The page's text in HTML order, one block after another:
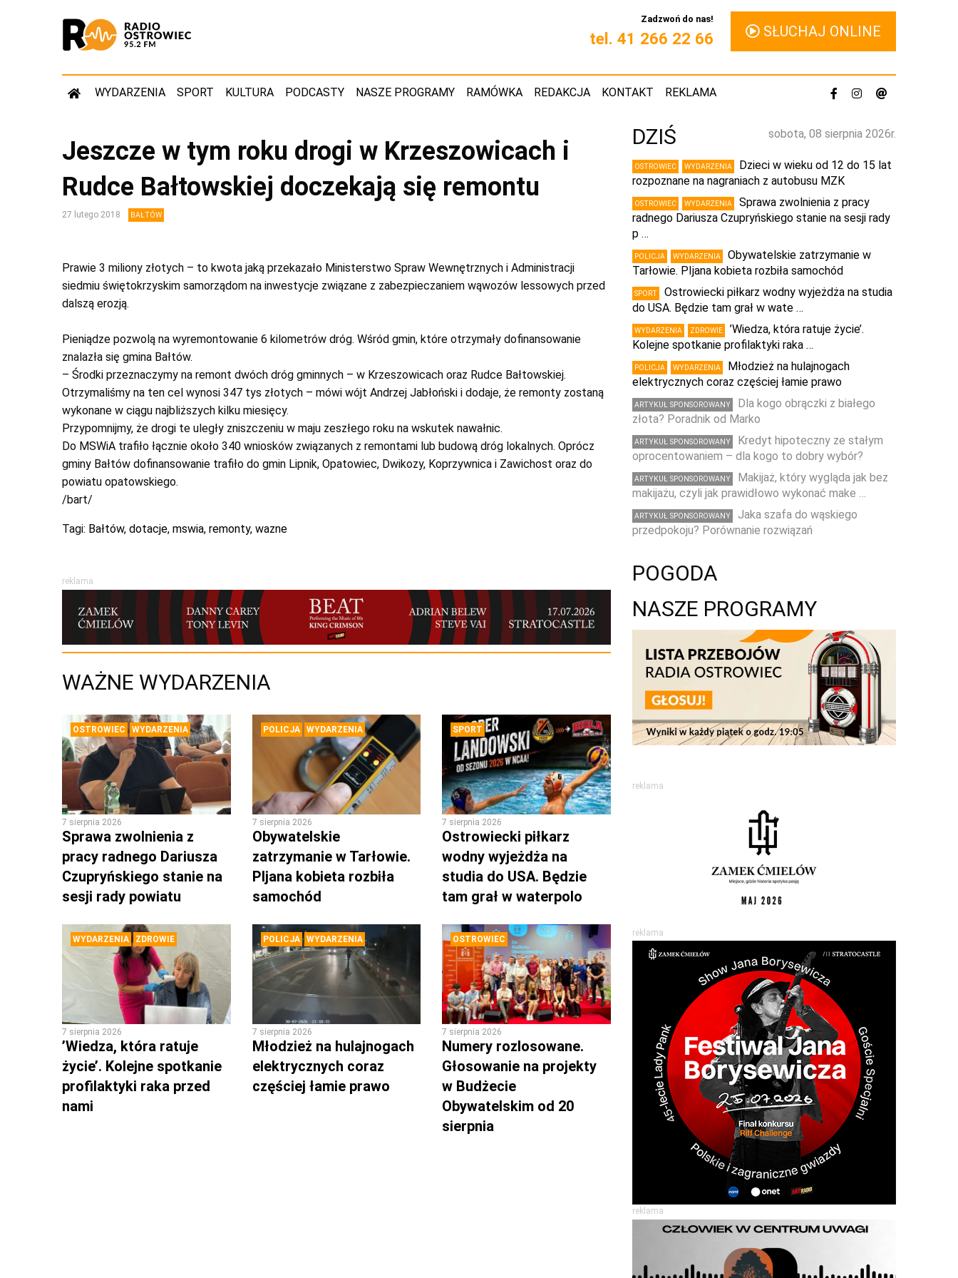
Zadzwoń do nas!
tel. 41 266 22 66 SŁUCHAJ ONLINE
WYDARZENIA SPORT KULTURA PODCASTY NASZE PROGRAMY RAMÓWKA REDAKCJA KONTAKT REKLAMA
Jeszcze w tym roku drogi w Krzeszowicach i
Rudce Bałtowskiej doczekają się remontu
27 lutego 2018 BAŁTÓW
Prawie 3 miliony złotych – to kwota jaką przekazało Ministerstwo Spraw Wewnętrznych i Administracji
siedmiu świętokrzyskim samorządom na inwestycje związane z zabezpieczaniem wąwozów lessowych przed
dalszą erozją.
Pieniądze pozwolą na wyremontowanie 6 kilometrów dróg. Wśród gmin, które otrzymały dofinansowanie
znalazła się gmina Bałtów.
– Środki przeznaczymy na remont dwóch dróg gminnych – w Krzeszowicach oraz Rudce Bałtowskiej.
Otrzymaliśmy na ten cel wynosi 347 tys złotych – mówi wójt Andrzej Jabłoński i dodaje, że remonty zostaną
wykonane w ciągu najbliższych kilku miesięcy.
Przypomnijmy, że drogi te uległy zniszczeniu w maju zeszłego roku na wskutek nawałnic.
Do MSWiA trafiło łącznie około 340 wniosków związanych z remontami lub budową dróg lokalnych. Oprócz
gminy Bałtów dofinansowanie trafiło do gmin Lipnik, Opatowiec, Dwikozy, Koprzywnica i Zawichost oraz do
powiatu opatowskiego.
/bart/
Tagi: Bałtów, dotacje, mswia, remonty, wazne
reklama
WAŻNE WYDARZENIA
OSTROWIEC WYDARZENIA
7 sierpnia 2026
Sprawa zwolnienia z
pracy radnego Dariusza
Czupryńskiego stanie na
sesji rady powiatu
POLICJA WYDARZENIA
7 sierpnia 2026
Obywatelskie
zatrzymanie w Tarłowie.
PIjana kobieta rozbiła
samochód
SPORT
7 sierpnia 2026
Ostrowiecki piłkarz
wodny wyjeżdża na
studia do USA. Będzie
tam grał w waterpolo
WYDARZENIA ZDROWIE
7 sierpnia 2026
’Wiedza, która ratuje
życie’. Kolejne spotkanie
profilaktyki raka przed
nami
POLICJA WYDARZENIA
7 sierpnia 2026
Młodzież na hulajnogach
elektrycznych coraz
częściej łamie prawo
OSTROWIEC
7 sierpnia 2026
Numery rozlosowane.
Głosowanie na projekty
w Budżecie
Obywatelskim od 20
sierpnia
sobota, 08 sierpnia 2026r.
DZIŚ
OSTROWIEC WYDARZENIA
Dzieci w wieku od 12 do 15 lat
rozpoznane na nagraniach z autobusu MZK
OSTROWIEC WYDARZENIA
Sprawa zwolnienia z pracy
radnego Dariusza Czupryńskiego stanie na sesji rady
p …
POLICJA WYDARZENIA
Obywatelskie zatrzymanie w
Tarłowie. PIjana kobieta rozbiła samochód
SPORT
Ostrowiecki piłkarz wodny wyjeżdża na studia
do USA. Będzie tam grał w wate …
WYDARZENIA ZDROWIE
’Wiedza, która ratuje życie’.
Kolejne spotkanie profilaktyki raka …
POLICJA WYDARZENIA
Młodzież na hulajnogach
elektrycznych coraz częściej łamie prawo
ARTYKUŁ SPONSOROWANY
Dla kogo obrączki z białego
złota? Poradnik od Marko
ARTYKUŁ SPONSOROWANY
Kredyt hipoteczny ze stałym
oprocentowaniem – dla kogo to dobry wybór?
ARTYKUŁ SPONSOROWANY
Makijaż, który wygląda jak bez
makijażu, czyli jak prawidłowo wykonać make …
ARTYKUŁ SPONSOROWANY
Jaka szafa do wąskiego
przedpokoju? Porównanie rozwiązań
POGODA
NASZE PROGRAMY
reklama
reklama
reklama